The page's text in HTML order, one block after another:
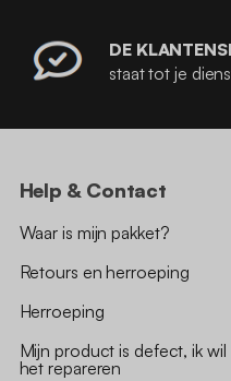
DE
staat tot je
Help & Contact
Waar is mijn pakket?
Retours en herroeping
Herroeping
Mijn product is defect, ik wil
het repareren